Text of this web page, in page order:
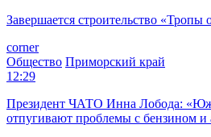
Завершается строительство
corner
Общество Приморский край
12:29
Президент ЧАТО Инна Лобода:
отпугивают проблемы с бензином